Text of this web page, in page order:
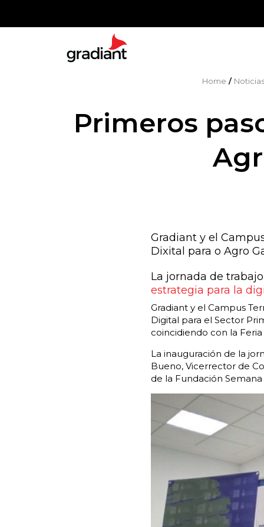
Home / Noticias
Primeros
Gradiant y el
Dixital para o Agro
La jornada de
estrategia para la
Gradiant y el Campus
Digital para el Sector
coincidiendo con la Feria
La inauguración de la
Bueno, Vicerrector de
de la Fundación